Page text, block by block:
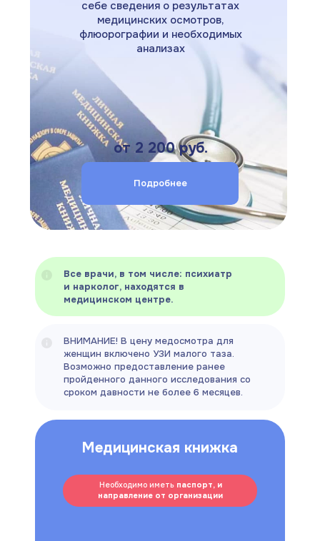
Подробнее
себе сведения о результатах
медицинских осмотров,
флюорографии и необходимых
анализах
от 2 200 руб.
ВНИМАНИЕ! В цену медосмотра для
женщин включено УЗИ малого таза.
Возможно предоставление ранее
пройденного данного исследования со
сроком давности не более 6 месяцев.
Все врачи, в том числе: психиатр
и нарколог, находятся в
медицинском центре.
Медицинская книжка
Необходимо иметь паспорт, и
направление от организации